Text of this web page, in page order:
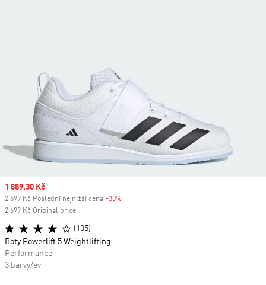
Sale price
1 889,30 Kč
2 699 Kč Poslední nejnižší cena -30%
2 699 Kč Original price
(105)
Boty Powerlift 5 Weightlifting
Performance
3 barvy/ev